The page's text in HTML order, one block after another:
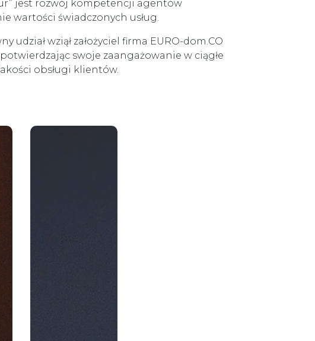
jest rozwój kompetencji agentów
wartości świadczonych usług.
udział wziął założyciel firma EURO-dom.CO
swoje zaangażowanie w ciągłe
obsługi klientów.